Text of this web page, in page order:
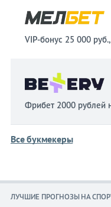
VIP-бонус 25 000
Фрибет 2000 рублей
Все букмекеры
ЛУЧШИЕ ПРОГНОЗЫ НА